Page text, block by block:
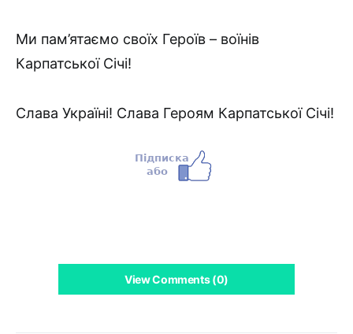
Ми пам’ятаємо своїх Героїв – воїнів
Карпатської Січі!
Слава Україні! Слава Героям Карпатської Січі!
View Comments (0)